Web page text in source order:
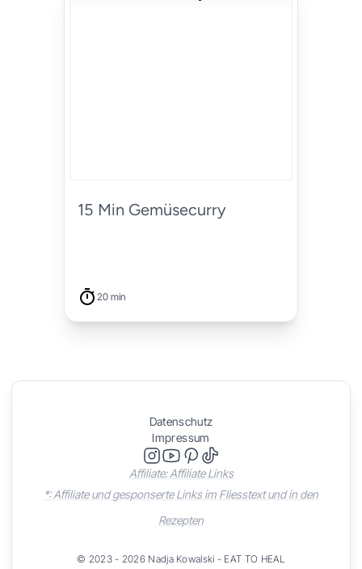
15 Min Gemüsecurry
20 min
Datenschutz
Impressum
Affiliate: Affiliate Links
*: Affiliate und gesponserte Links im Fliesstext und in den
Rezepten
© 2023 - 2026 Nadja Kowalski - EAT TO HEAL